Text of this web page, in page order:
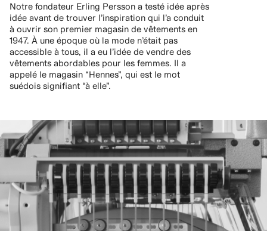
Notre fondateur Erling Persson a testé idée après
idée avant de trouver l’inspiration qui l’a conduit
à ouvrir son premier magasin de vêtements en
1947. À une époque où la mode n’était pas
accessible à tous, il a eu l’idée de vendre des
vêtements abordables pour les femmes. Il a
appelé le magasin “Hennes”, qui est le mot
suédois signifiant “à elle”.